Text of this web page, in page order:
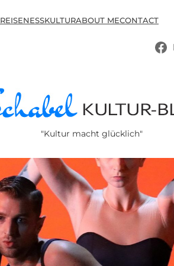
REISENESSKULTURABOUT MECONTACT
"Kultur macht glücklich"